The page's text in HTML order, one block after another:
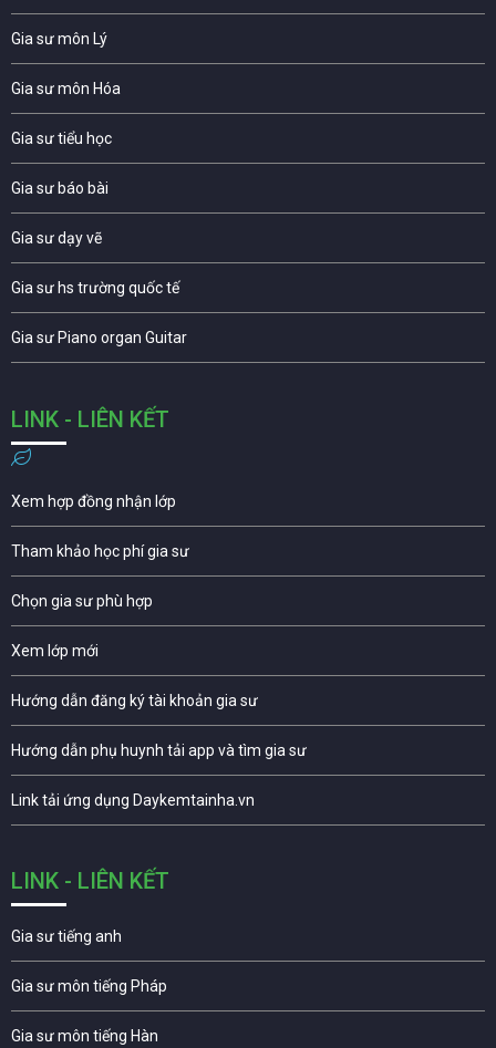
Gia sư môn Lý
Gia sư môn Hóa
Gia sư tiểu học
Gia sư báo bài
Gia sư dạy vẽ
Gia sư hs trường quốc tế
Gia sư Piano organ Guitar
LINK - LIÊN KẾT
Xem hợp đồng nhận lớp
Tham khảo học phí gia sư
Chọn gia sư phù hợp
Xem lớp mới
Hướng dẫn đăng ký tài khoản gia sư
Hướng dẫn phụ huynh tải app và tìm gia sư
Link tải ứng dụng Daykemtainha.vn
LINK - LIÊN KẾT
Gia sư tiếng anh
Gia sư môn tiếng Pháp
Gia sư môn tiếng Hàn